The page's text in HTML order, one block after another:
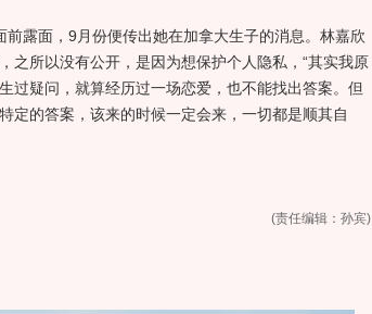
露面，9月份便传出她在加拿大生子的消息。林嘉欣
之所以没有公开，是因为想保护个人隐私，“其实我原
过疑问，就算经历过一场恋爱，也不能找出答案。但
定的答案，该来的时候一定会来，一切都是顺其自
(责任编辑：孙宾)